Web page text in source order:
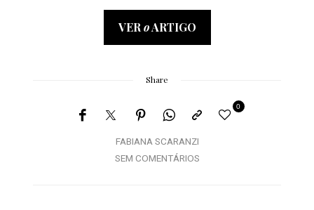
VERoARTIGO
Share
FABIANA SCARANZI
0
SEM COMENTÁRIOS